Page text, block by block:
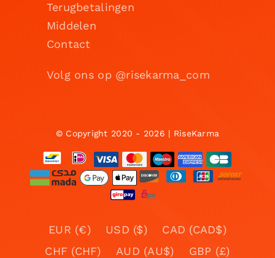
Terugbetalingen
Middelen
Contact
Volg ons op @risekarma_com
© Copyright 2020 - 2026 | RiseKarma
EUR (€) USD ($)
CAD (CAD$)
CHF (CHF)
AUD (AU$)
GBP (£)